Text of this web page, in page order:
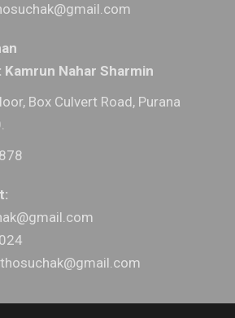
Nahar Sharmin
Box Culvert Road, Purana